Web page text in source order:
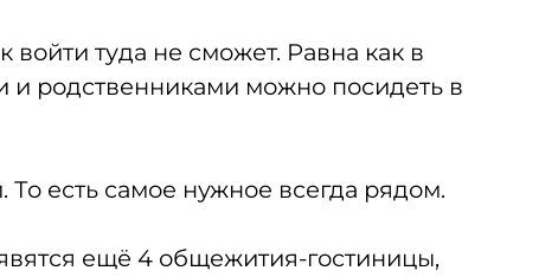
туда не сможет. Равна как в
и родственниками можно посидеть в
есть самое нужное всегда рядом.
ещё 4 общежития-гостиницы,